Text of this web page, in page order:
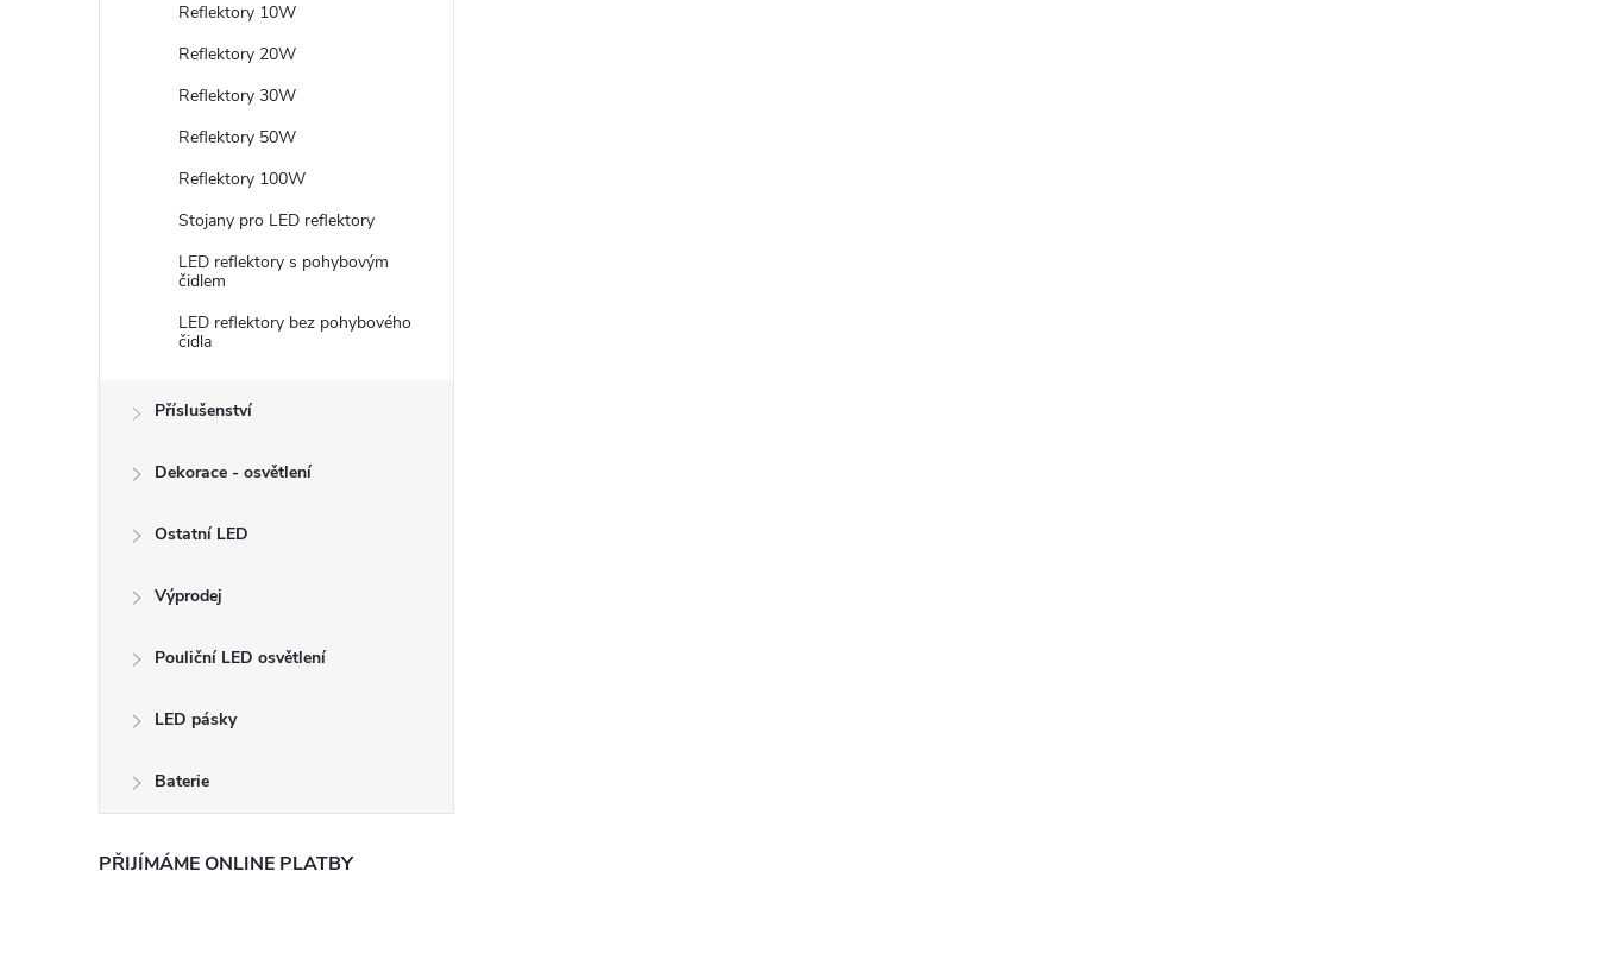
Reflektory 10W
Reflektory 20W
Reflektory 30W
Reflektory 50W
Reflektory 100W
Stojany pro LED reflektory
LED reflektory s pohybovým
čidlem
LED reflektory bez pohybového
čidla
Příslušenství
Dekorace - osvětlení
Ostatní LED
Výprodej
Pouliční LED osvětlení
LED pásky
Baterie
PŘIJÍMÁME ONLINE PLATBY